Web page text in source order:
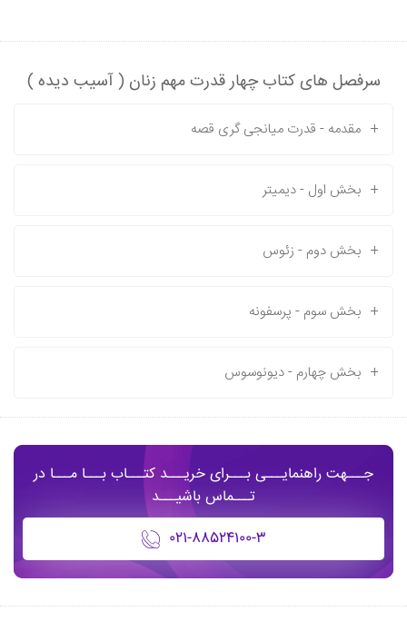
سرفصل های کتاب چهار قدرت مهم زنان ( آسیب دیده )
+ مقدمه - قدرت میانجی گری قصه
+ بخش اول - دیمیتر
+ بخش دوم - زئوس
+ بخش سوم - پرسفونه
+ بخش چهارم - دیونوسوس
جـــهت راهنمایـــی بـــرای خریـــد کتـــاب بـــا مـــا در
تـــماس باشیـــد
۰۲۱-۸۸۵۲۴۱۰۰-۳